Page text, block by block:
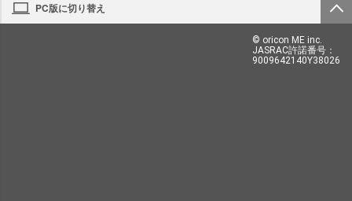
PC版に切り替え
© oricon ME inc.
JASRAC許諾番号：
9009642140Y38026